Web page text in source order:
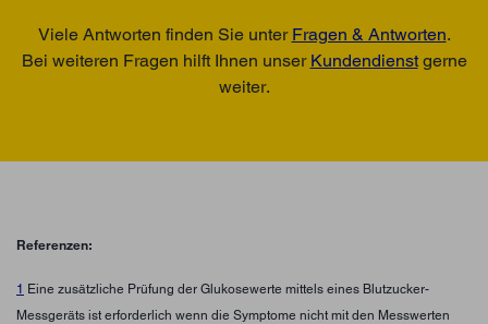
Viele Antworten finden Sie unter Fragen & Antworten.
Bei weiteren Fragen hilft Ihnen unser Kundendienstgerne
weiter.
Referenzen:
1 Eine zusätzliche Prüfung der Glukosewerte mittels eines Blutzucker-
Messgeräts ist erforderlich wenn die Symptome nicht mit den Messwerten